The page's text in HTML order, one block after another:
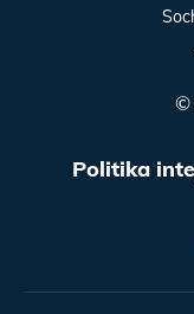
©
Politika